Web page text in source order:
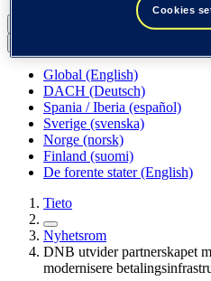
Global (English)
DACH (Deutsch)
Spania / Iberia (español)
Sverige (svenska)
Norge (norsk)
Finland (suomi)
De forente stater (English)
Tieto
Nyhetsrom
DNB utvider partnerskapet
modernisere
Cookies